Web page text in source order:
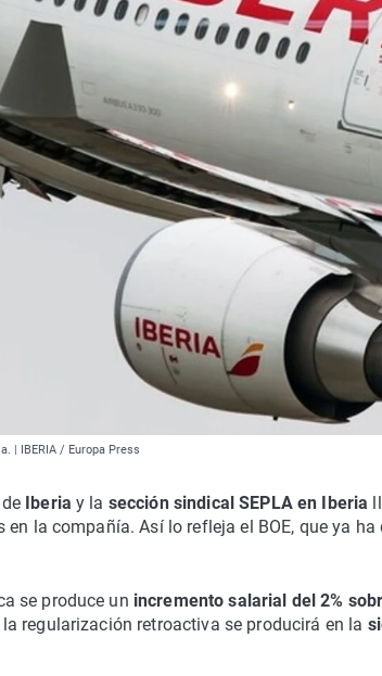
| IBERIA / Europa Press
Iberiay la sección sindical SEPLA en Iberia
en la compañía. Así lo refleja el BOE, que ya
se produce un incremento salarial del 2%
regularización retroactiva se producirá en la